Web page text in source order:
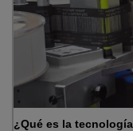
¿Qué es la